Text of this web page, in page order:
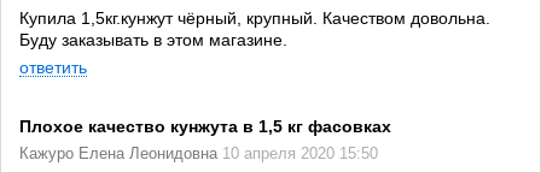
Купила 1,5кг.кунжут чёрный, крупный. Качеством довольна.
Буду заказывать в этом магазине.
ответить
Плохое качество кунжута в 1,5 кг фасовках
Кажуро Елена Леонидовна 10 апреля 2020 15:50